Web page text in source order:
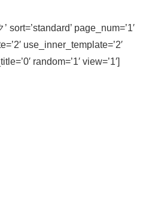
sort=’standard’ page_num=’1′
use_inner_template=’2′
random=’1′ view=’1′]